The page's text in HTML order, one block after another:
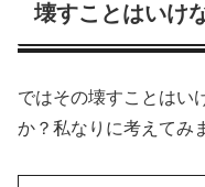
壊すことはいけ
ではその壊すことはい
か？私なりに考えてみ